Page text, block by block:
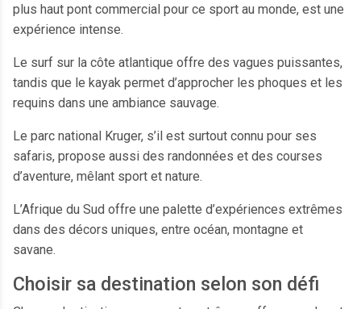
plus haut pont commercial pour ce sport au monde, est une
expérience intense.
Le surf sur la côte atlantique offre des vagues puissantes,
tandis que le kayak permet d’approcher les phoques et les
requins dans une ambiance sauvage.
Le parc national Kruger, s’il est surtout connu pour ses
safaris, propose aussi des randonnées et des courses
d’aventure, mêlant sport et nature.
L’Afrique du Sud offre une palette d’expériences extrêmes
dans des décors uniques, entre océan, montagne et
savane.
Choisir sa destination selon son défi